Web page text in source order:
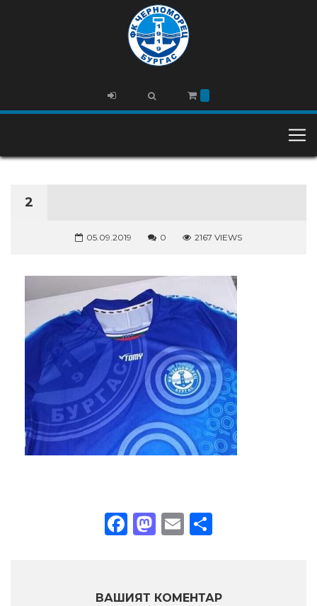
2
05.09.2019 0 2167 VIEWS
Facebook
Mastodon
Email
ВАШИЯТ КОМЕНТАР